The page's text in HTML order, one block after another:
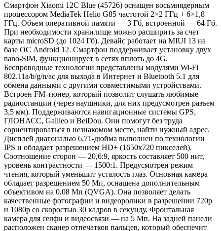
Смартфон Xiaomi 12C Blue (45726) оснащен восьмиядерным
процессором MediaTek Helio G85 частотой 2×2 ГГц + 6×1,8
ГГц. Объем оперативной памяти — 3 Гб, встроенной — 64 Гб.
При необходимости хранилище можно расширить за счет
карты microSD (до 1024 Гб). Девайс работает на MIUI 13 на
базе ОС Android 12. Смартфон поддерживает установку двух
nano-SIM, функционирует в сетях вплоть до 4G.
Беспроводные технологии представлены модулями Wi-Fi
802.11a/b/g/n/ac для выхода в Интернет и Bluetooth 5.1 для
обмена данными с другими совместимыми устройствами.
Встроен FM-тюнер, который позволит слушать любимые
радиостанции (через наушники, для них предусмотрен разъем
3,5 мм). Поддерживаются навигационные системы GPS,
ГЛОНАСС, Galileo и BeiDou. Они помогут без труда
сориентироваться в незнакомом месте, найти нужный адрес.
Дисплей диагональю 6,71-дюйма выполнен по технологии
IPS и обладает разрешением HD+ (1650х720 пикселей).
Соотношение сторон — 20,6:9, яркость составляет 500 нит,
уровень контрастности — 1500:1. Предусмотрен режим
чтения, который уменьшит усталость глаз. Основная камера
обладает разрешением 50 Мп, оснащена дополнительным
объективом на 0,08 Мп (QVGA). Она позволяет делать
качественные фотографии и видеоролики в разрешении 720p
и 1080p со скоростью 30 кадров в секунду. Фронтальная
камера для селфи и видеосвязи — на 5 Мп. На задней панели
расположен сканер отпечатков пальцев, который обеспечит